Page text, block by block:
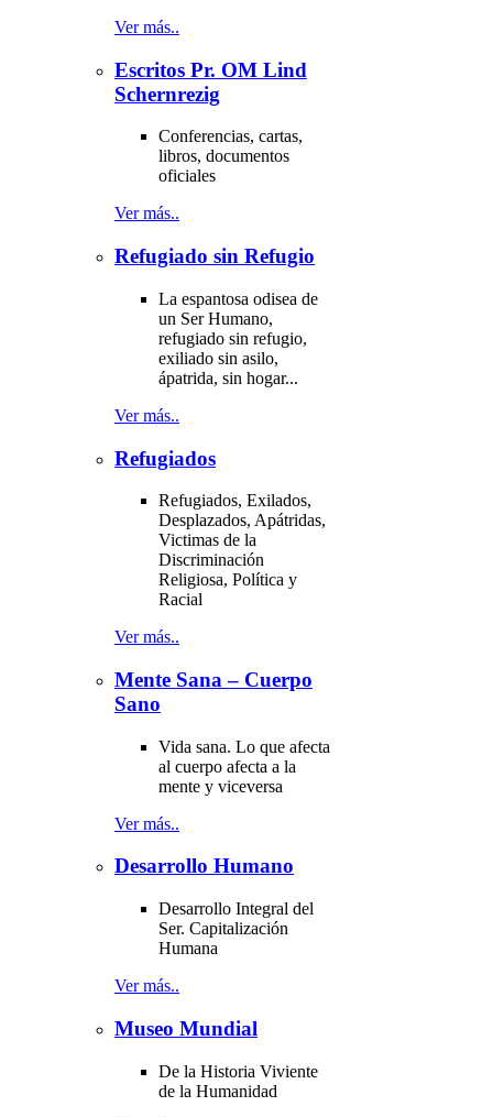
Ver más..
Escritos Pr. OM Lind
Schernrezig
Conferencias, cartas,
libros, documentos
oficiales
Ver más..
Refugiado sin Refugio
La espantosa odisea de
un Ser Humano,
refugiado sin refugio,
exiliado sin asilo,
ápatrida, sin hogar...
Ver más..
Refugiados
Refugiados, Exilados,
Desplazados, Apátridas,
Victimas de la
Discriminación
Religiosa, Política y
Racial
Ver más..
Mente Sana – Cuerpo
Sano
Vida sana. Lo que afecta
al cuerpo afecta a la
mente y viceversa
Ver más..
Desarrollo Humano
Desarrollo Integral del
Ser. Capitalización
Humana
Ver más..
Museo Mundial
De la Historia Viviente
de la Humanidad